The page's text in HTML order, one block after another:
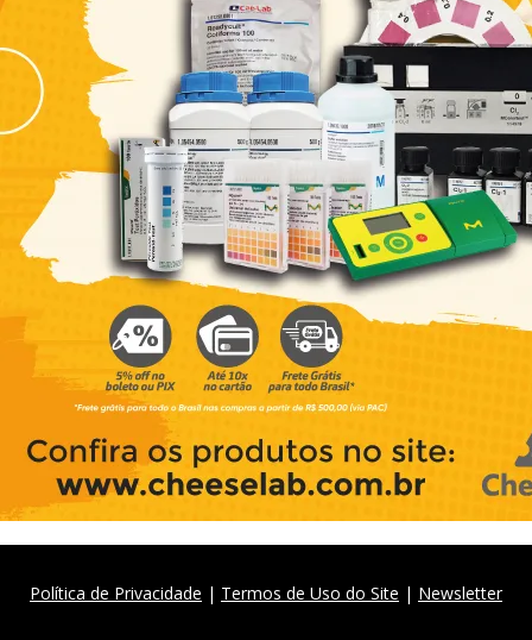
Política de Privacidade | Termos de Uso do Site | Newsletter